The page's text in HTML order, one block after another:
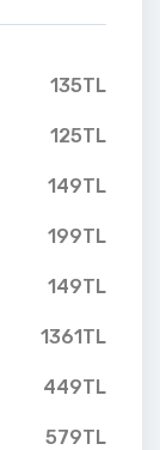
135TL
125TL
149TL
199TL
149TL
1361TL
449TL
579TL